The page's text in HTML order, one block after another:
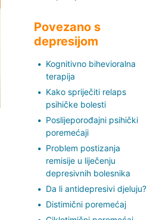
Povezano s
depresijom
Kognitivno bihevioralna
terapija
Kako spriječiti relaps
psihičke bolesti
Poslijeporođajni psihički
poremećaji
Problem postizanja
remisije u liječenju
depresivnih bolesnika
Da li antidepresivi djeluju?
Distimični poremećaj